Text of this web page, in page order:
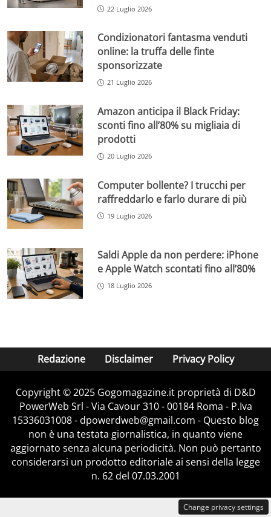
22 Luglio 2026
Condizionatori fantasma venduti
online: la truffa delle finte
sponsorizzate
21 Luglio 2026
Amazon anticipa il Black Friday:
sconti fino all’80% su migliaia di
prodotti
20 Luglio 2026
Computer bollente? I trucchi per
raffreddarlo e farlo durare di più
19 Luglio 2026
Saldi Apple da non perdere: iPhone
e Apple Watch scontati fino all’80%
18 Luglio 2026
Redazione Disclaimer Privacy Policy
Copyright © 2025 Gogomagazine.it proprietà di D&D
PowerWeb Srl - Via Cavour 310 - 00184 Roma - P.Iva
15336031008 - dpowerdweb@gmail.com - Questo blog
non è una testata giornalistica, in quanto viene
aggiornato senza alcuna periodicità. Non può pertanto
considerarsi un prodotto editoriale ai sensi della legge
n. 62 del 07.03.2001
Change privacy settings